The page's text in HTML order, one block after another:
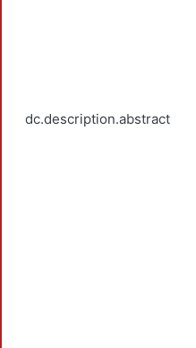
dc.description.abstract